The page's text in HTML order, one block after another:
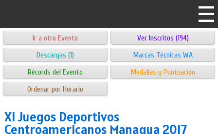
Ir a otro Evento
Ver Inscritos (194)
Descargas (1)
Marcas Técnicas WA
Récords del Evento
Medallas y Puntuación
Ordenar por Horario
XI Juegos Deportivos
Centroamericanos Managua 2017